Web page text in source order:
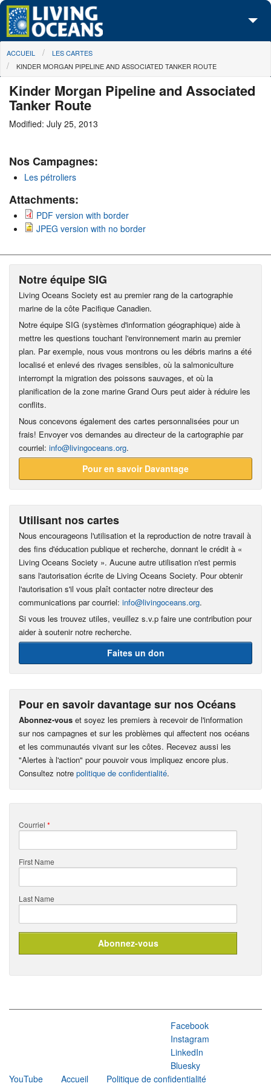
Skip to main content
À propos de nous
Centre des Médias
Passez à l'action
You are here
ACCUEIL
LES CARTES
KINDER MORGAN PIPELINE AND ASSOCIATED TANKER ROUTE
Kinder Morgan Pipeline and Associated
Tanker Route
Modified: July 25, 2013
Nos Campagnes:
Les pétroliers
Attachments:
PDF version with border
JPEG version with no border
Notre équipe SIG
Living Oceans Society est au premier rang de la cartographie
marine de la côte Pacifique Canadien.
Notre équipe SIG (systèmes d'information géographique) aide à
mettre les questions touchant l'environnement marin au premier
plan. Par exemple, nous vous montrons ou les débris marins a été
localisé et enlevé des rivages sensibles, où la salmoniculture
interrompt la migration des poissons sauvages, et où la
planification de la zone marine Grand Ours peut aider à réduire les
conflits.
Nous concevons également des cartes personnalisées pour un
frais! Envoyer vos demandes au directeur de la cartographie par
courriel: info@livingoceans.org.
Pour en savoir Davantage
Utilisant nos cartes
Nous encourageons l'utilisation et la reproduction de notre travail à
des fins d'éducation publique et recherche, donnant le crédit à «
Living Oceans Society ». Aucune autre utilisation n'est permis
sans l'autorisation écrite de Living Oceans Society. Pour obtenir
l'autorisation s'il vous plaît contacter notre directeur des
communications par courriel: info@livingoceans.org.
Si vous les trouvez utiles, veuillez s.v.p faire une contribution pour
aider à soutenir notre recherche.
Faites un don
Pour en savoir davantage sur nos Océans
Abonnez-vous et soyez les premiers à recevoir de l'information
sur nos campagnes et sur les problèmes qui affectent nos océans
et les communautés vivant sur les côtes. Recevez aussi les
"Alertes à l'action" pour pouvoir vous impliquez encore plus.
Consultez notre politique de confidentialité.
Courriel *
First Name
Last Name
Facebook
Instagram
LinkedIn
Bluesky
YouTube
Accueil Politique de confidentialité